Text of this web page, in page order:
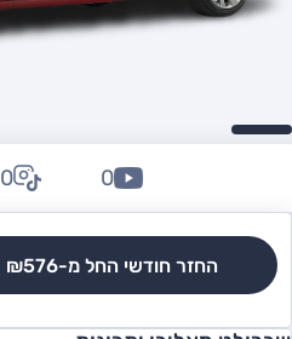
החזר חודשי החל מ-₪576
0
0